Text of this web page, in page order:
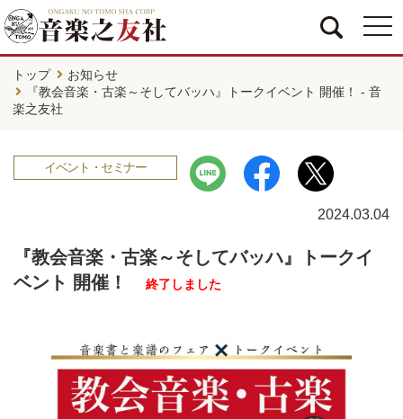
トップ
お知らせ
『教会音楽・古楽～そしてバッハ』トークイベント 開催！ - 音
楽之友社
イベント・セミナー
2024.03.04
『教会音楽・古楽～そしてバッハ』トークイ
ベント 開催！
終了しました